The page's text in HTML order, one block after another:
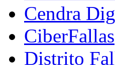
Cendra
CiberFallas
Distrito